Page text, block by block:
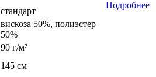
стандарт
вискоза 50%, полиэстер
50%
90 г/м²
145 см
Подробнее